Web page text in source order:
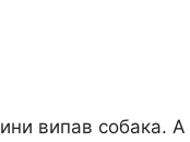
випав собака. А